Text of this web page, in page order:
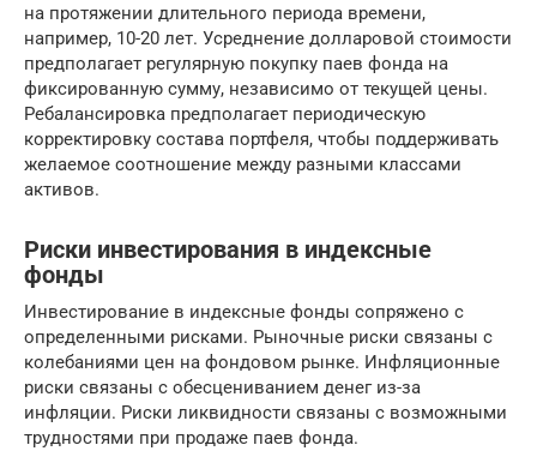
на протяжении длительного периода времени,
например, 10-20 лет. Усреднение долларовой стоимости
предполагает регулярную покупку паев фонда на
фиксированную сумму, независимо от текущей цены.
Ребалансировка предполагает периодическую
корректировку состава портфеля, чтобы поддерживать
желаемое соотношение между разными классами
активов.
Риски инвестирования в индексные
фонды
Инвестирование в индексные фонды сопряжено с
определенными рисками. Рыночные риски связаны с
колебаниями цен на фондовом рынке. Инфляционные
риски связаны с обесцениванием денег из-за
инфляции. Риски ликвидности связаны с возможными
трудностями при продаже паев фонда.